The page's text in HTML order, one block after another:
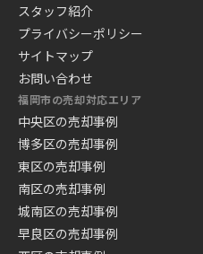
スタッフ紹介
プライバシーポリシー
サイトマップ
お問い合わせ
福岡市の売却対応エリア
中央区の売却事例
博多区の売却事例
東区の売却事例
南区の売却事例
城南区の売却事例
早良区の売却事例